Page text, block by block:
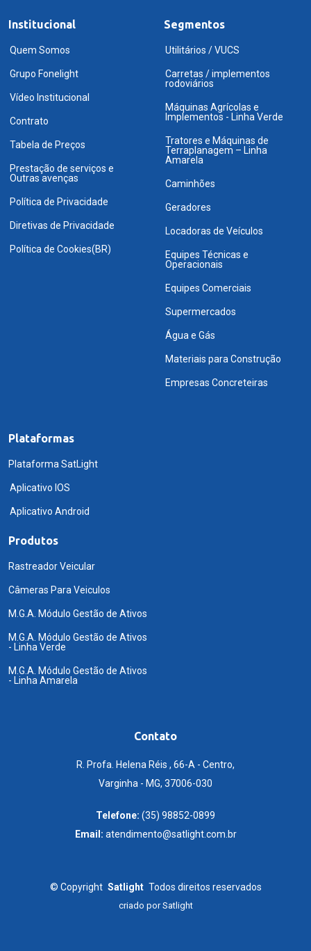
Institucional
Quem Somos
Grupo Fonelight
Vídeo Institucional
Contrato
Tabela de Preços
Prestação de serviços e
Outras avenças
Política de Privacidade
Diretivas de Privacidade
Política de Cookies(BR)
Segmentos
Utilitários / VUCS
Carretas / implementos
rodoviários
Máquinas Agrícolas e
Implementos - Linha Verde
Tratores e Máquinas de
Terraplanagem – Linha
Amarela
Caminhões
Geradores
Locadoras de Veículos
Equipes Técnicas e
Operacionais
Equipes Comerciais
Supermercados
Água e Gás
Materiais para Construção
Empresas Concreteiras
Plataformas
Plataforma SatLight
Aplicativo IOS
Aplicativo Android
Produtos
Rastreador Veicular
Câmeras Para Veiculos
M.G.A. Módulo Gestão de Ativos
M.G.A. Módulo Gestão de Ativos
- Linha Verde
M.G.A. Módulo Gestão de Ativos
- Linha Amarela
Contato
R. Profa. Helena Réis , 66-A - Centro,
Varginha - MG, 37006-030
Telefone: (35) 98852-0899
Email: atendimento@satlight.com.br
© Copyright Satlight Todos direitos reservados
criado porSatlight